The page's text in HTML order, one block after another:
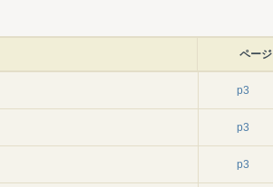
ページ
p3
p3
p3